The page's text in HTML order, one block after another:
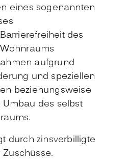
eines sogenannten
des
aufgrund
und speziellen
beziehungsweise
des selbst
durch zinsverbilligte